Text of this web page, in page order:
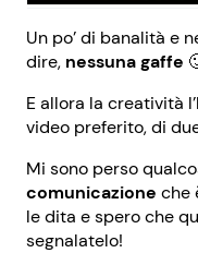
Un po’ di banalità e
dire, nessuna gaffe
E allora la creatività
video preferito, di
Mi sono perso
comunicazione che
le dita e spero che
segnalatelo!